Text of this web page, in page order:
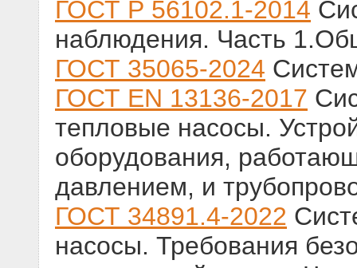
ГОСТ Р 56102.1-2014
наблюдения. Часть
ГОСТ 35065-2024
ГОСТ EN 13136-2017
тепловые насосы.
оборудования,
давлением, и
ГОСТ 34891.4-2022
насосы. Требования